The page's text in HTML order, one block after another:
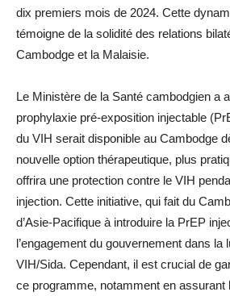
dix premiers mois de 2024. Cette
témoigne de la solidité des relations
Cambodge et la Malaisie.
Le Ministère de la Santé cambodgien a
prophylaxie pré-exposition injectable
du VIH serait disponible au Cambodge
nouvelle option thérapeutique, plus
offrira une protection contre le VIH
injection. Cette initiative, qui fait du
d’Asie-Pacifique à introduire la PrEP
l’engagement du gouvernement dans la
VIH/Sida. Cependant, il est crucial de
ce programme, notamment en assurant